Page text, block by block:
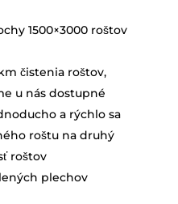
1500×3000 roštov
čistenia roštov,
u nás dostupné
a rýchlo sa
roštu na druhý
roštov
plechov